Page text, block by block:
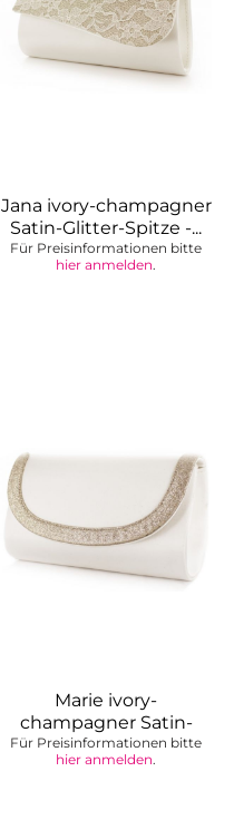
Jana ivory-champagner
Satin-Glitter-Spitze -...
Für Preisinformationen bitte
hier anmelden.
Marie ivory-
champagner Satin-
Glitter -...
Für Preisinformationen bitte
hier anmelden.